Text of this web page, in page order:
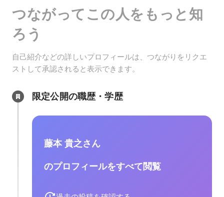
つながってこの人をもっと知
ろう
自己紹介などの詳しいプロフィールは、つながりをリクエ
ストして承認されると表示できます。
限定公開の職歴・学歴
藤本 貴之さん
のプロフィールをすべて閲覧